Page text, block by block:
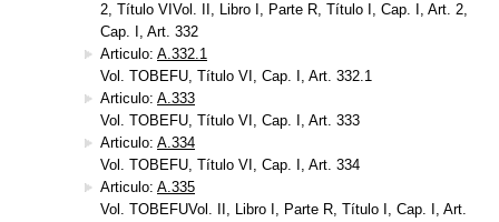
2, Título VIVol. II, Libro I, Parte R, Título I, Cap. I, Art. 2,
Cap. I, Art. 332
Articulo: A.332.1
Vol. TOBEFU, Título VI, Cap. I, Art. 332.1
Articulo: A.333
Vol. TOBEFU, Título VI, Cap. I, Art. 333
Articulo: A.334
Vol. TOBEFU, Título VI, Cap. I, Art. 334
Articulo: A.335
Vol. TOBEFUVol. II, Libro I, Parte R, Título I, Cap. I, Art.